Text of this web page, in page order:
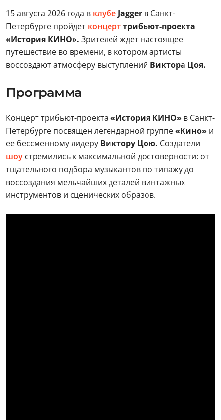
15 августа 2026 года в клубе Jagger в Санкт-
Петербурге пройдет концерттрибьют-проекта
«История КИНО». Зрителей ждет настоящее
путешествие во времени, в котором артисты
воссоздают атмосферу выступлений Виктора Цоя.
Программа
Концерт трибьют-проекта «История КИНО» в Санкт-
Петербурге посвящен легендарной группе«Кино» и
ее бессменному лидеру Виктору Цою. Создатели
шоу стремились к максимальной достоверности: от
тщательного подбора музыкантов по типажу до
воссоздания мельчайших деталей винтажных
инструментов и сценических образов.